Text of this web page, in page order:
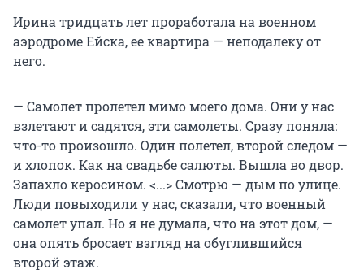
Ирина тридцать лет проработала на военном
аэродроме Ейска, ее квартира — неподалеку от
него.
— Самолет пролетел мимо моего дома. Они у нас
взлетают и садятся, эти самолеты. Сразу поняла:
что-то произошло. Один полетел, второй следом —
и хлопок. Как на свадьбе салюты. Вышла во двор.
Запахло керосином. <...> Смотрю — дым по улице.
Люди повыходили у нас, сказали, что военный
самолет упал. Но я не думала, что на этот дом, —
она опять бросает взгляд на обуглившийся
второй этаж.